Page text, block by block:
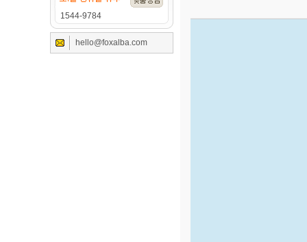
1544-9784
hello@foxalba.com